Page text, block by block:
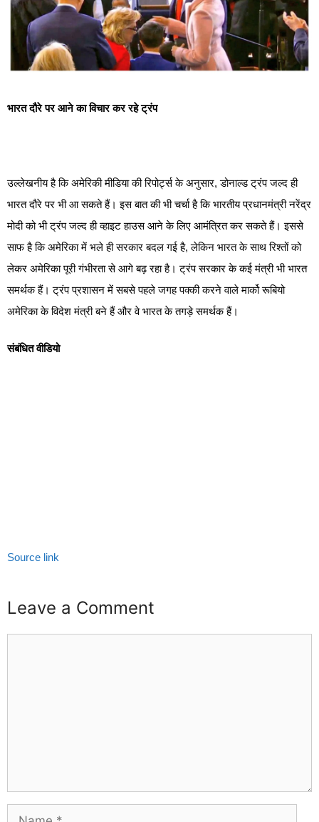
भारत दौरे पर आने का विचार कर रहे ट्रंप
उल्लेखनीय है कि अमेरिकी मीडिया की रिपोर्ट्स के अनुसार, डोनाल्ड ट्रंप जल्द ही
भारत दौरे पर भी आ सकते हैं। इस बात की भी चर्चा है कि भारतीय प्रधानमंत्री नरेंद्र
मोदी को भी ट्रंप जल्द ही व्हाइट हाउस आने के लिए आमंत्रित कर सकते हैं। इससे
साफ है कि अमेरिका में भले ही सरकार बदल गई है, लेकिन भारत के साथ रिश्तों को
लेकर अमेरिका पूरी गंभीरता से आगे बढ़ रहा है। ट्रंप सरकार के कई मंत्री भी भारत
समर्थक हैं। ट्रंप प्रशासन में सबसे पहले जगह पक्की करने वाले मार्को रूबियो
अमेरिका के विदेश मंत्री बने हैं और वे भारत के तगड़े समर्थक हैं।
संबंधित वीडियो
Source link
Leave a Comment